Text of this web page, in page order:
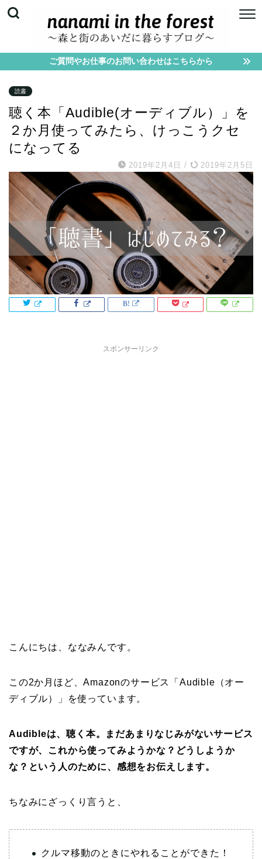
ご質問やお仕事のお問い合わせはこちらから
読書
聴く本「Audible(オーディブル）」を
２か月使ってみたら、けっこうクセ
になってる
2019年2月4日 / 2019年2月5日
スポンサーリンク
こんにちは、ななみんです。
この2か月ほど、Amazonのサービス「Audible（オー
ディブル）」を使っています。
Audibleは、聴く本。
まだあまりなじみがないサービス
ですが、これから使ってみようかな？どうしようか
な？という人のために、感想をお伝えします。
ちなみにざっくり言うと、
クルマ移動のときにやれることができた！